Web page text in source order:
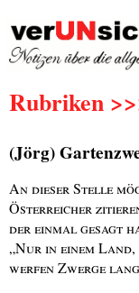
Rubriken
(Jörg)
An dieser Stelle
Österreicher
der einmal gesagt
„Nur in einem
werfen Zwerge